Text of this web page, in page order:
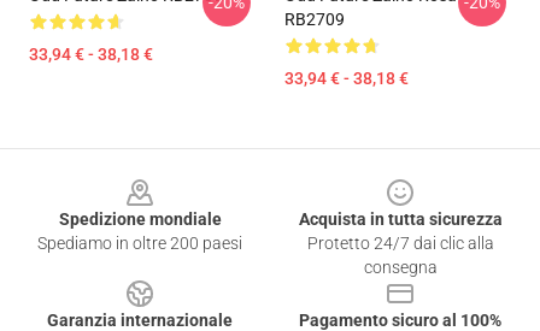
33,94 € - 38,18 €
RB2709
33,94 € - 38,18 €
Spedizione mondiale
Spediamo in oltre 200 paesi
Acquista in tutta sicurezza
Protetto 24/7 dai clic alla
consegna
Garanzia internazionale
Pagamento sicuro al 100%